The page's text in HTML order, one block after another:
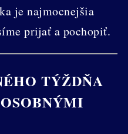
je najmocnejšia
prijať a pochopiť.
TÝŽDŇA